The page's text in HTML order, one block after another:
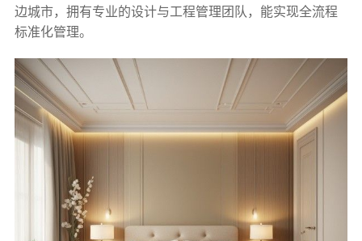
边城市，拥有专业的设计与工程管理团队，能实现全流程
标准化管理。